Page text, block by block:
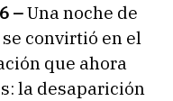
–Una noche de
convirtió en el
que ahora
la desaparición